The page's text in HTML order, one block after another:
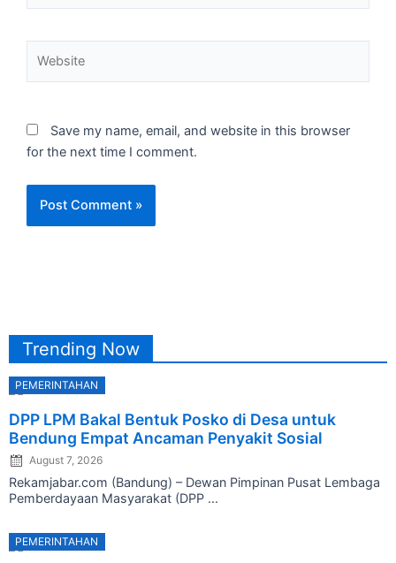
Save my name, email, and website in this browser
for the next time I comment.
Trending Now
PEMERINTAHAN
DPP LPM Bakal Bentuk Posko di Desa untuk
Bendung Empat Ancaman Penyakit Sosial
on
August 7, 2026
Rekamjabar.com (Bandung) – Dewan Pimpinan Pusat Lembaga
Pemberdayaan Masyarakat (DPP ...
PEMERINTAHAN